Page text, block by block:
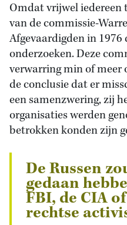
Omdat vrijwel iedereen
van de commissie-
Afgevaardigden in
onderzoeken. Deze
verwarring min of
de conclusie dat er
een samenzwering, zij
organisaties werden
betrokken konden zijn
De Russen
gedaan
FBI, de CIA
rechtse